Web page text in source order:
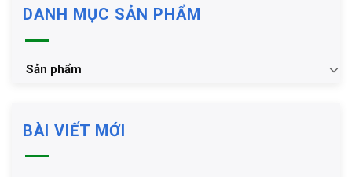
DANH MỤC SẢN PHẨM
Sản phẩm
BÀI VIẾT MỚI